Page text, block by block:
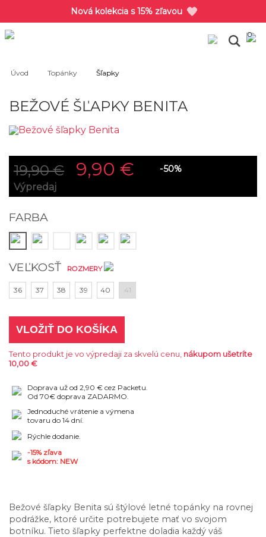
Nová kolekcia s 15% zľavou
0
Úvod Topánky Šľapky
BEŽOVÉ ŠĽAPKY BENITA
19,90 € 9,90 € -50%
Výpredaj
FARBA
VEĽKOSŤ ROZMERY
36 37 38 39 40 41
VLOŽIŤ DO KOŠÍKA
Tento produkt je vo výpredaji za skvelú cenu, nákupom ušetríte
10,00 €
Doprava už od 2,90 € cez Packetu.
Od 70€ doprava ZADARMO.
Jednoduché vrátenie a výmena
tovaru do 14 dní.
Rýchle dodanie.
-15% zľava
s kódom: NEW
Bežové šľapky Benita sú štýlové letné topánky na rovnej
podrážke, ktoré určite potrebujete mať vo svojom
botníku. Tieto šľapky perfektne doladia každý váš